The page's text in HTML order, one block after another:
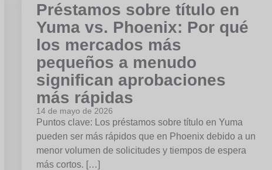
Préstamos sobre título en
Yuma vs. Phoenix: Por qué
los mercados más
pequeños a menudo
significan aprobaciones
más rápidas
14 de mayo de 2026
Puntos clave: Los préstamos sobre título en Yuma
pueden ser más rápidos que en Phoenix debido a un
menor volumen de solicitudes y tiempos de espera
más cortos. […]